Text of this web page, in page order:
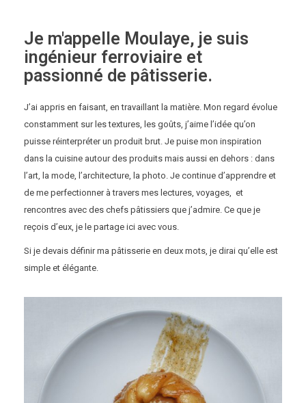
Je m'appelle Moulaye, je suis
ingénieur ferroviaire et
passionné de pâtisserie.
J’ai appris en faisant, en travaillant la matière. Mon regard évolue
constamment sur les textures, les goûts, j’aime l’idée qu’on
puisse réinterpréter un produit brut. Je puise mon inspiration
dans la cuisine autour des produits mais aussi en dehors : dans
l’art, la mode, l’architecture, la photo. Je continue d’apprendre et
de me perfectionner à travers mes lectures, voyages, et
rencontres avec des chefs pâtissiers que j’admire. Ce que je
reçois d’eux, je le partage ici avec vous.
Si je devais définir ma pâtisserie en deux mots, je dirai qu’elle est
simple et élégante.